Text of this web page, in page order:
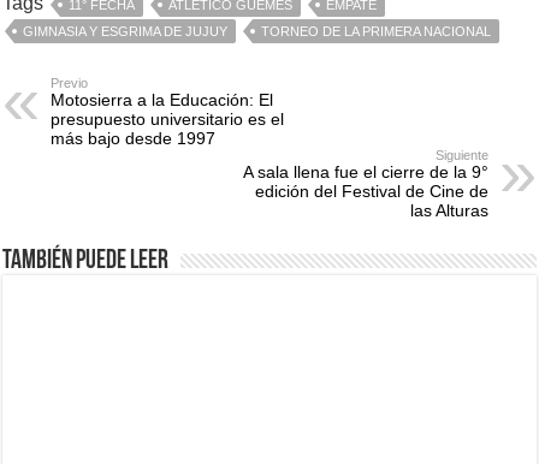
11° FECHA ATLÉTICO GÜEMES
EMPATE
GIMNASIA Y ESGRIMA DE JUJUY
TORNEO DE LA PRIMERA NACIONAL
Previo
Motosierra a la Educación: El
presupuesto universitario es el
más bajo desde 1997
Siguiente
A sala llena fue el cierre de la 9°
edición del Festival de Cine de
las Alturas
También puede leer